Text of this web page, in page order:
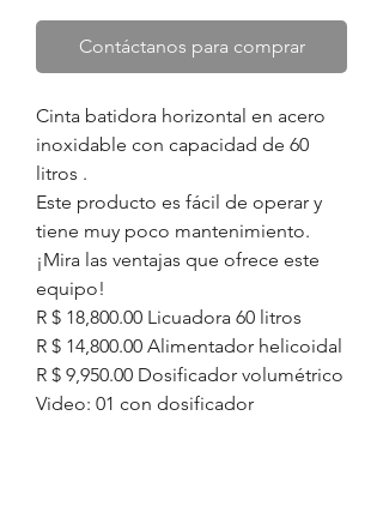
Contáctanos para comprar
Cinta batidora horizontal en acero
inoxidable con capacidad de 60
litros .
Este producto es fácil de operar y
tiene muy poco mantenimiento.
¡Mira las ventajas que ofrece este
equipo!
R $ 18,800.00 Licuadora 60 litros
R $ 14,800.00 Alimentador helicoidal
R $ 9,950.00 Dosificador volumétrico
Video: 01 con dosificador